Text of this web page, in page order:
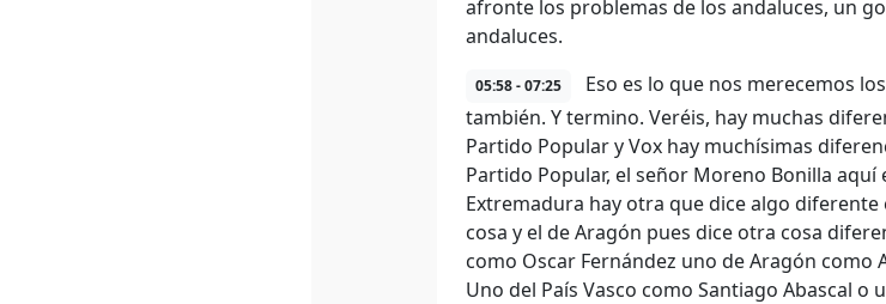
afronte los problemas de los andaluces, un
andaluces.
05:58 - 07:25
Eso es lo que nos merecemos
también. Y termino. Veréis, hay muchas
Partido Popular y Vox hay muchísimas
Partido Popular, el señor Moreno Bonilla aquí
Extremadura hay otra que dice algo
cosa y el de Aragón pues dice otra cosa
como Oscar Fernández uno de Aragón como
Uno del País Vasco como Santiago Abascal